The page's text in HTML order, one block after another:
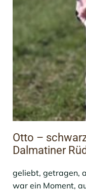
Otto –
Dalmatiner
geliebt, getragen,
war ein Moment,